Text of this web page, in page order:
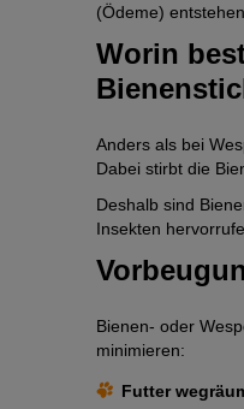
(Ödeme)
Worin
Anders als bei
Dabei stirbt die
Deshalb sind
Insekten
Bienen- oder
minimieren:
Futter